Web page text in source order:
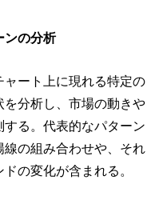
ンの分析
ャート上に現れる特定の
を分析し、市場の動きや
する。代表的なパターン
線の組み合わせや、それ
の変化が含まれる。